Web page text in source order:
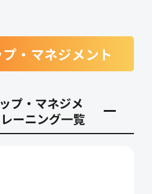
・マネジメント
プ・マネジメ
ーニング一覧